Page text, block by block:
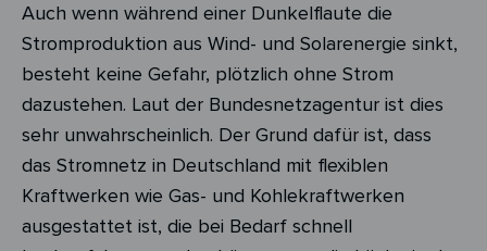
Auch wenn während einer Dunkelflaute die
Stromproduktion aus Wind- und Solarenergie sinkt,
besteht keine Gefahr, plötzlich ohne Strom
dazustehen. Laut der Bundesnetzagentur ist dies
sehr unwahrscheinlich. Der Grund dafür ist, dass
das Stromnetz in Deutschland mit flexiblen
Kraftwerken wie Gas- und Kohlekraftwerken
ausgestattet ist, die bei Bedarf schnell